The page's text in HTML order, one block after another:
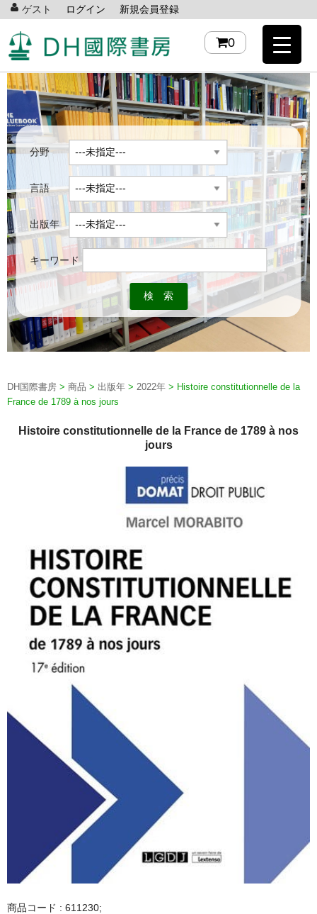
ゲスト ログイン 新規会員登録
0
分野
言語
出版年
キーワード
DH国際書房 > 商品 > 出版年 > 2022年 > Histoire constitutionnelle de la
France de 1789 à nos jours
Histoire constitutionnelle de la France de 1789 à nos
jours
商品コード : 611230;